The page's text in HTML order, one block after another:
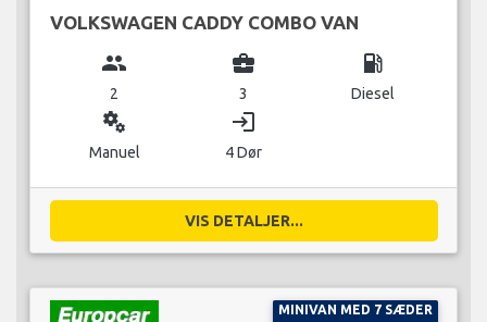
VOLKSWAGEN CADDY COMBO VAN
group
2
business_center
3
local_gas_station
Diesel
miscellaneous_services
Manuel
login
4 Dør
VIS DETALJER...
MINIVAN MED 7 SÆDER